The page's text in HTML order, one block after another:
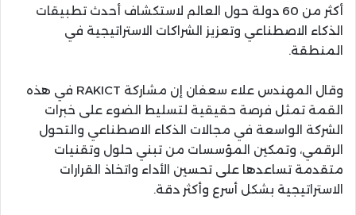
أكثر من 60 دولة حول العالم لاستكشاف أحدث تطبيقات
الذكاء الاصطناعي وتعزيز الشراكات الاستراتيجية في
المنطقة.
وقال المهندس علاء سعفان إن مشاركة RAKICT في هذه
القمة تمثل فرصة حقيقية لتسليط الضوء على خبرات
الشركة الواسعة في مجالات الذكاء الاصطناعي والتحول
الرقمي، وتمكين المؤسسات من تبني حلول وتقنيات
متقدمة تساعدها على تحسين الأداء واتخاذ القرارات
الاستراتيجية بشكل أسرع وأكثر دقة.